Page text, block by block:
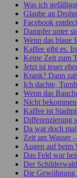
Was ich
Glaube an
Facebook
Dampfer unter
Wenn das blaue
Kaffee gibt es.
Keine Zeit zum
Jetzt ist teuer
Krank? Dann
Ich dachte,
Wenn das
Nicht
Kaffee ist
Differenzierung
Da war doch
Zeit am Wasser
Augen auf beim
Das Feld war
Der
Die